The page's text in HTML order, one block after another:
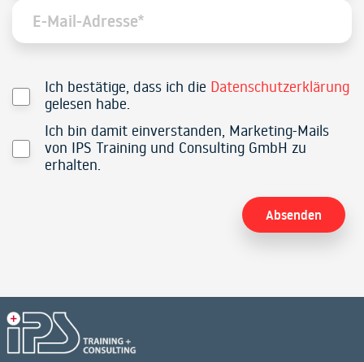
Ich bestätige, dass ich die Datenschutzerklärung
gelesen habe.
Ich bin damit einverstanden, Marketing-Mails
von IPS Training und Consulting GmbH zu
erhalten.